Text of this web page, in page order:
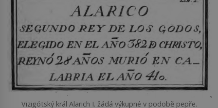
Vizigótský král Alarich I. žádá výkupné v podobě pepře.